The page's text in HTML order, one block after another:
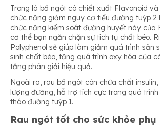
Trong lá bồ ngót có chiết xuất Flavonoid và
chức năng giảm nguy cơ tiểu đường tuýp 2
chức năng kiểm soát đường huyết này của
cơ thể bạn ngăn chặn sự tích tụ chất béo.
Polyphenol sẽ giúp làm giảm quá trình sản
sinh chất béo, tăng quá trình oxy hóa của
tăng phân giải hiệu quả.
Ngoài ra, rau bồ ngót còn chứa chất
lượng đường, hỗ trợ tích cực trong quá
tháo đường tuýp 1.
Rau ngót tốt cho sức khỏe phụ